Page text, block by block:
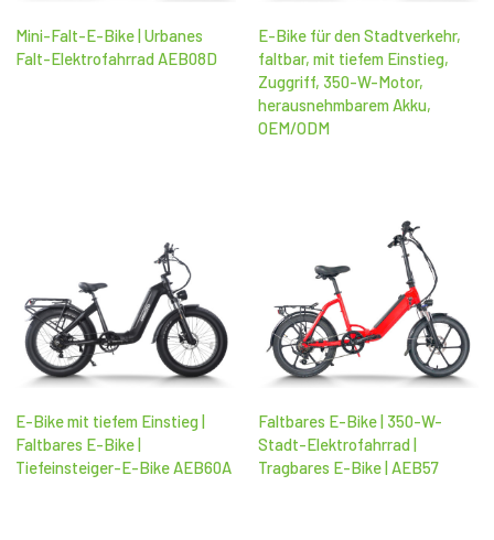
Mini-Falt-E-Bike | Urbanes
Falt-Elektrofahrrad AEB08D
E-Bike für den Stadtverkehr,
faltbar, mit tiefem Einstieg,
Zuggriff, 350-W-Motor,
herausnehmbarem Akku,
OEM/ODM
E-Bike mit tiefem Einstieg |
Faltbares E-Bike |
Tiefeinsteiger-E-Bike AEB60A
Faltbares E-Bike | 350-W-
Stadt-Elektrofahrrad |
Tragbares E-Bike | AEB57